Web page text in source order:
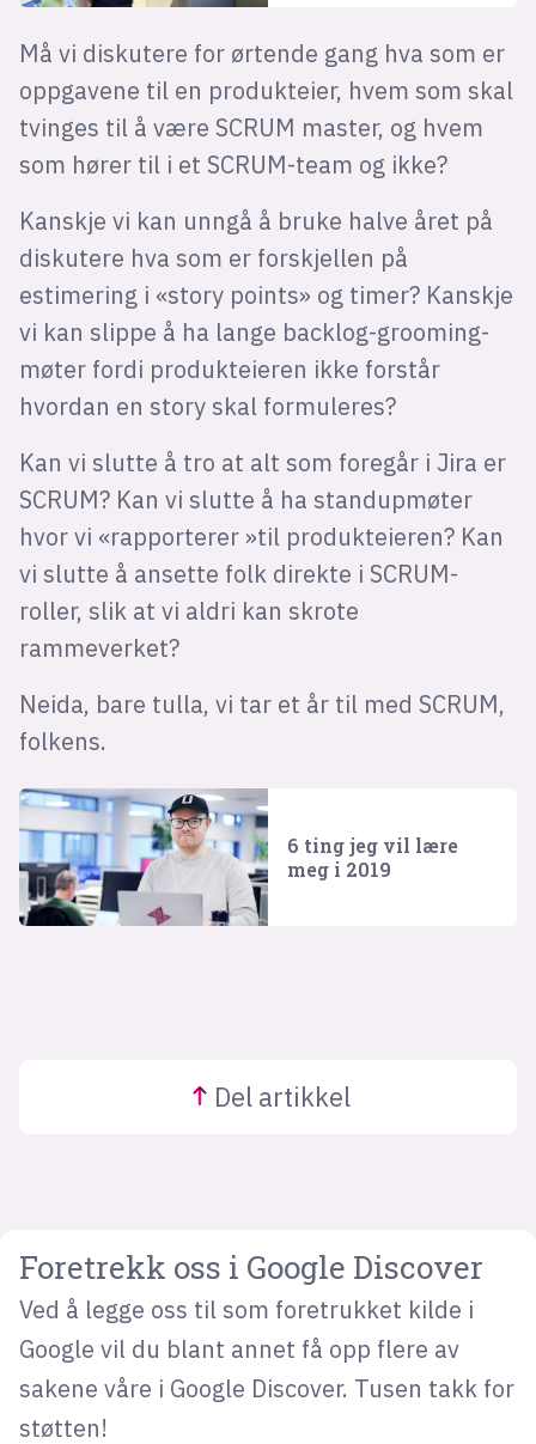
Må vi diskutere for ørtende gang hva som er
oppgavene til en produkteier, hvem som skal
tvinges til å være SCRUM master, og hvem
som hører til i et SCRUM-team og ikke?
Kanskje vi kan unngå å bruke halve året på
diskutere hva som er forskjellen på
estimering i «story points» og timer? Kanskje
vi kan slippe å ha lange backlog-grooming-
møter fordi produkteieren ikke forstår
hvordan en story skal formuleres?
Kan vi slutte å tro at alt som foregår i Jira er
SCRUM? Kan vi slutte å ha standupmøter
hvor vi «rapporterer »til produkteieren? Kan
vi slutte å ansette folk direkte i SCRUM-
roller, slik at vi aldri kan skrote
rammeverket?
Neida, bare tulla, vi tar et år til med SCRUM,
folkens.
6 ting jeg vil lære
meg i 2019
Del artikkel
Foretrekk oss i Google Discover
Ved å legge oss til som foretrukket kilde i
Google vil du blant annet få opp flere av
sakene våre i Google Discover. Tusen takk for
støtten!